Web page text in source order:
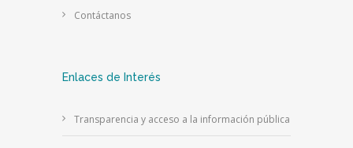
Contáctanos
Enlaces de Interés
Transparencia y acceso a la información pública